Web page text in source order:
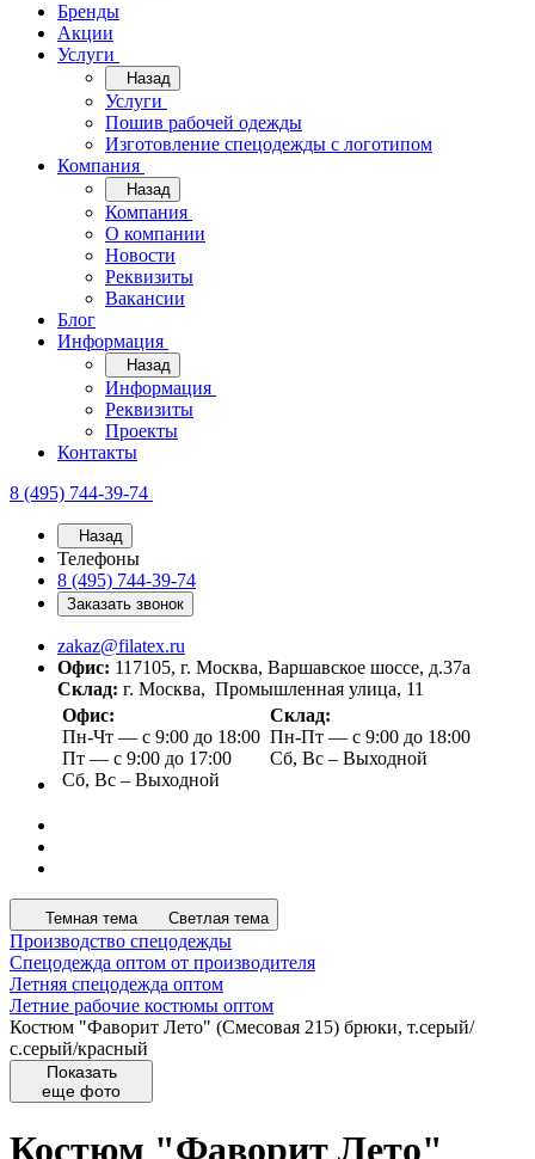
Бренды
Акции
Услуги
Назад
Услуги
Пошив рабочей одежды
Изготовление спецодежды с логотипом
Компания
Назад
Компания
О компании
Новости
Реквизиты
Вакансии
Блог
Информация
Назад
Информация
Реквизиты
Проекты
Контакты
8 (495) 744-39-74
Назад
Телефоны
8 (495) 744-39-74
Заказать звонок
zakaz@filatex.ru
Офис: 117105, г. Москва, Варшавское шоссе, д.37а
Склад: г. Москва, Промышленная улица, 11
Офис:
Пн-Чт — с 9:00 до 18:00
Пт — с 9:00 до 17:00
Сб, Вс – Выходной
Склад:
Пн-Пт — с 9:00 до 18:00
Сб, Вс – Выходной
Темная тема Светлая тема
Производство спецодежды
Спецодежда оптом от производителя
Летняя спецодежда оптом
Летние рабочие костюмы оптом
Костюм "Фаворит Лето" (Смесовая 215) брюки, т.серый/
с.серый/красный
Показать
еще фото
Костюм "Фаворит Лето"